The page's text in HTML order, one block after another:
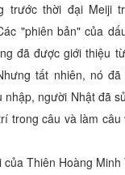
trước thời đại Meiji
"phiên bản" của
đã được giới thiệu
tất nhiên, nó
nhập, người Nhật đã
trong câu và làm câu
Thiên Hoàng Minh